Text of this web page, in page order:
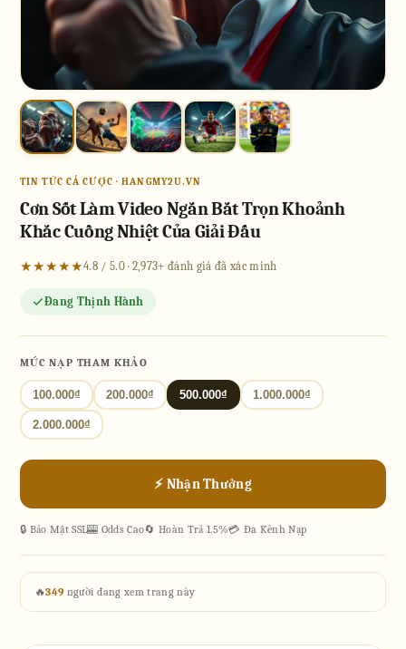
TIN TỨC CÁ CƯỢC · HANGMY2U.VN
Cơn Sốt Làm Video Ngắn Bắt Trọn Khoảnh
Khắc Cuồng Nhiệt Của Giải Đấu
★★★★★4.8 / 5.0 · 2,973+ đánh giá đã xác minh
Đang Thịnh Hành
MỨC NẠP THAM KHẢO
100.000₫ 200.000₫ 500.000₫ 1.000.000₫
2.000.000₫
⚡ Nhận Thưởng
🔒 Bảo Mật SSL🎰 Odds Cao🔄 Hoàn Trả 1.5%💳 Đa Kênh Nạp
🔥349 người đang xem trang này